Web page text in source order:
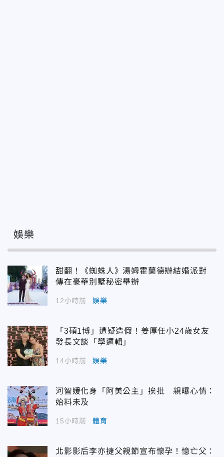
娛樂
甜翻！《蜘蛛人》湯姆霍蘭德辦結婚派對
傳在豪華別墅秘密舉辦
12小時前 娛樂
「3碩1博」遭疑造假！姜厚任小24歲女友
發長文談「學邏輯」
14小時前 娛樂
河智媛化身「阿美公主」挨批 親曝心情：
始料未及
15小時前 體育
北影影后李亦捷父親節宣布懷孕！憶亡父：